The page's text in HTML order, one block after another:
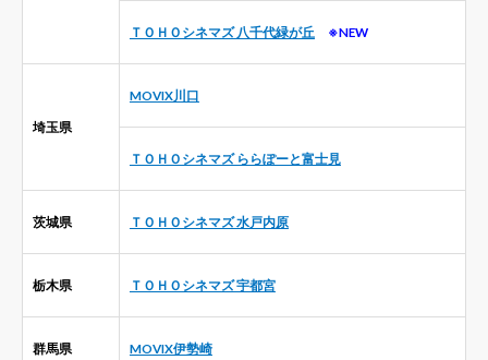
ＴＯＨＯシネマズ 八千代緑が丘 ※NEW
埼玉県
MOVIX川口
ＴＯＨＯシネマズ ららぽーと富士見
茨城県 ＴＯＨＯシネマズ 水戸内原
栃木県 ＴＯＨＯシネマズ 宇都宮
群馬県 MOVIX伊勢崎